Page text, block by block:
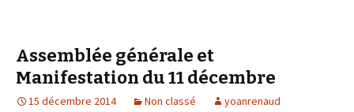
Assemblée générale et
Manifestation du 11 décembre
15 décembre 2014 Non classé yoanrenaud